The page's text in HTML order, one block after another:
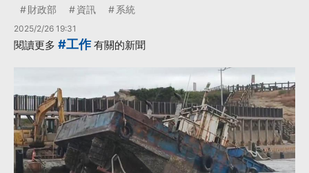
財政部 資訊 系統
2025/2/26 19:31
閱讀更多 #工作有關的新聞